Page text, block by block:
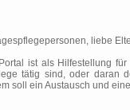
liebe
ist als Hilfestellung
tätig sind, oder daran
soll ein Austausch und